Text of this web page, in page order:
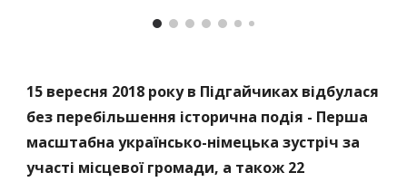
15 вересня 2018 року в Підгайчиках відбулася
без перебільшення історична подія - Перша
масштабна українсько-німецька зустріч за
участі місцевої громади, а також 22